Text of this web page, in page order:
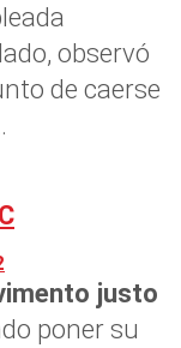
observó
de caerse
justo
poner su